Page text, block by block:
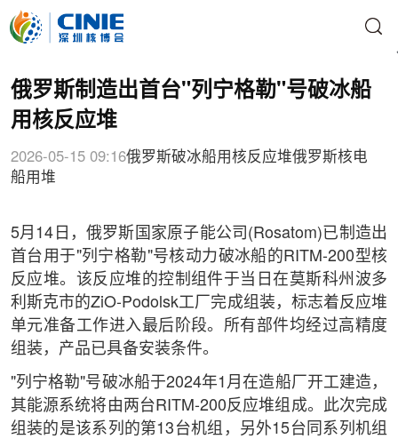
俄罗斯制造出首台"列宁格勒"号破冰船
用核反应堆
2026-05-15 09:16俄罗斯破冰船用核反应堆俄罗斯核电
船用堆
5月14日，俄罗斯国家原子能公司(Rosatom)已制造出
首台用于"列宁格勒"号核动力破冰船的RITM-200型核
反应堆。该反应堆的控制组件于当日在莫斯科州波多
利斯克市的ZiO-Podolsk工厂完成组装，标志着反应堆
单元准备工作进入最后阶段。所有部件均经过高精度
组装，产品已具备安装条件。
"列宁格勒"号破冰船于2024年1月在造船厂开工建造，
其能源系统将由两台RITM-200反应堆组成。此次完成
组装的是该系列的第13台机组，另外15台同系列机组